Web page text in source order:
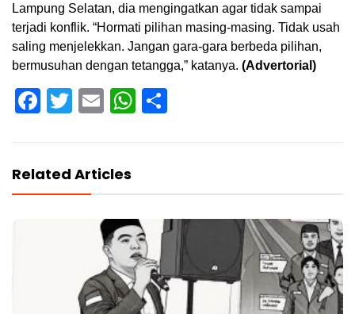
Lampung Selatan, dia mengingatkan agar tidak sampai
terjadi konflik. “Hormati pilihan masing-masing. Tidak usah
saling menjelekkan. Jangan gara-gara berbeda pilihan,
bermusuhan dengan tetangga,” katanya. (Advertorial)
Facebook
Twitter
EmailWhatsApp
Related Articles